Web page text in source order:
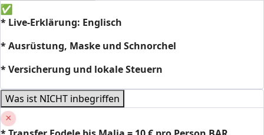
* Live-Erklärung: Englisch
* Ausrüstung, Maske und Schnorchel
* Versicherung und lokale Steuern
Was ist NICHT inbegriffen